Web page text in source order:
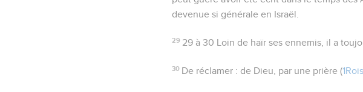
devenue si générale en Israël.
29 29 à 30 Loin de haïr ses ennemis, il a
30 De réclamer : de Dieu, par une prière (